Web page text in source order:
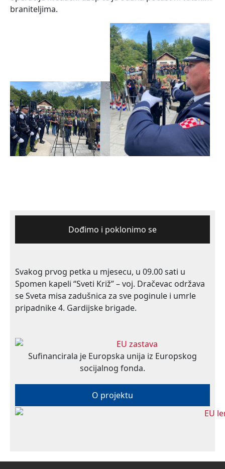
braniteljima.
Dođimo i poklonimo se
Svakog prvog petka u mjesecu, u 09.00 sati u
Spomen kapeli “Sveti Križ” – voj. Dračevac održava
se Sveta misa zadušnica za sve poginule i umrle
pripadnike 4. Gardijske brigade.
Sufinancirala je Europska unija iz Europskog
socijalnog fonda.
O projektu